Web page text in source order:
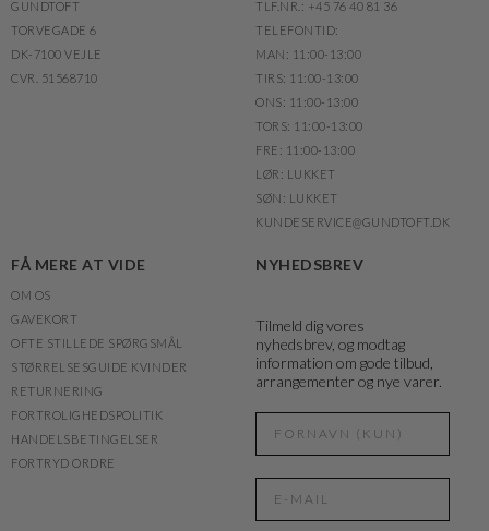
GUNDTOFT
TORVEGADE 6
DK-7100 VEJLE
CVR. 51568710
TLF.NR.: +45 76 40 81 36
TELEFONTID:
MAN: 11:00-13:00
TIRS: 11:00-13:00
ONS: 11:00-13:00
TORS: 11:00-13:00
FRE: 11:00-13:00
LØR: LUKKET
SØN: LUKKET
KUNDESERVICE@GUNDTOFT.DK
FÅ MERE AT VIDE
OM OS
GAVEKORT
OFTE STILLEDE SPØRGSMÅL
STØRRELSESGUIDE KVINDER
RETURNERING
FORTROLIGHEDSPOLITIK
HANDELSBETINGELSER
FORTRYD ORDRE
NYHEDSBREV
Tilmeld dig vores
nyhedsbrev, og modtag
information om gode tilbud,
arrangementer og nye varer.